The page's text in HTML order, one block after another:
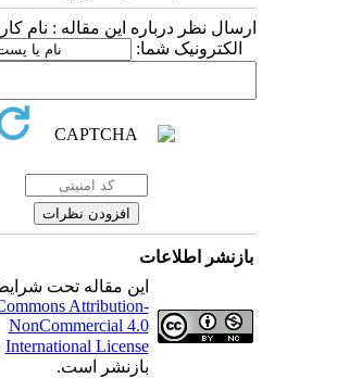
ارسال نظر درباره این مقاله : نام
الکترونیک شما:
بازنشر اطلاعات
این مقاله تحت شرایط
Commons Attribution-
NonCommercial 4.0
International License
بازنشر است.